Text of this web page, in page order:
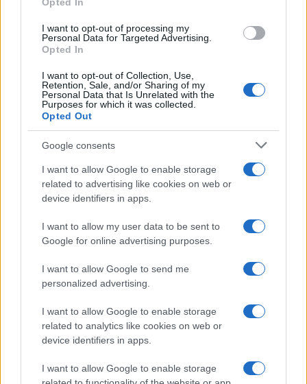
grant or deny consent to Google and its third-party tags to
consent section.
I want to opt-out of processing my
Personal Data for Targeted Advertising.
Opted In
I want to opt-out of Collection, Use,
Retention, Sale, and/or Sharing of my
Personal Data that Is Unrelated with the
Purposes for which it was collected.
Opted Out
Google consents
I want to allow Google to enable storage
related to advertising like cookies on web or
device identifiers in apps.
I want to allow my user data to be sent to
Google for online advertising purposes.
I want to allow Google to send me
personalized advertising.
I want to allow Google to enable storage
related to analytics like cookies on web or
device identifiers in apps.
I want to allow Google to enable storage